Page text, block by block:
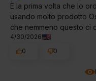
È la prima volta che lo
usando molto prodotto
che nemmeno questo ci
4/30/2026
0
0